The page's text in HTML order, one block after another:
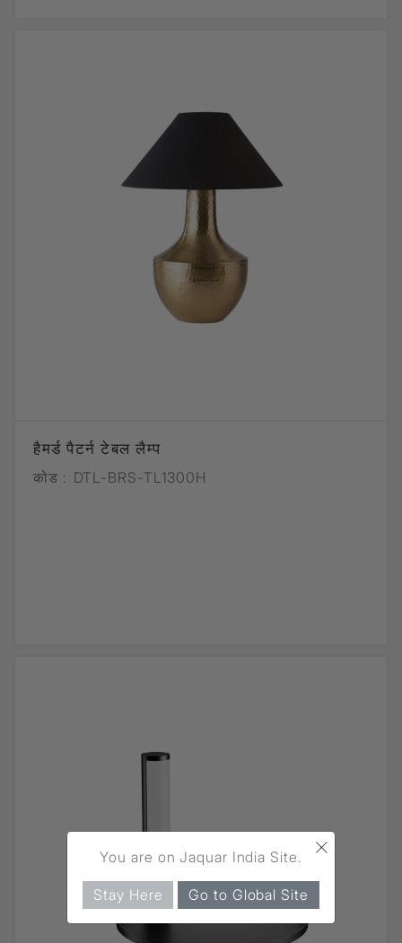
हैमर्ड पैटर्न टेबल लैम्प
कोड : DTL-BRS-TL1300H
×
You are on Jaquar India Site.
Stay Here Go to Global Site